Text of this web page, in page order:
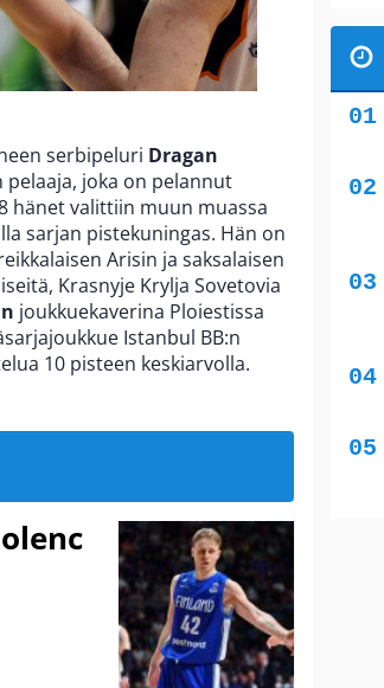
serbipeluri Dragan
pelaaja, joka on pelannut
hänet valittiin muun muassa
sarjan pistekuningas. Hän on
Arisin ja saksalaisen
Krasnyje Krylja Sovetovia
joukkuekaverina Ploiestissa
Istanbul BB:n
10 pisteen keskiarvolla.